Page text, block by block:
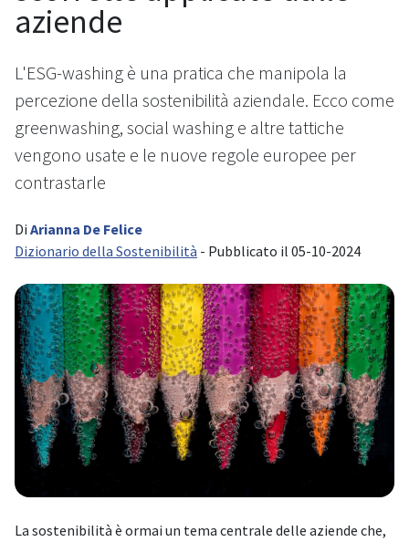
aziende
L'ESG-washing è una pratica che manipola la
percezione della sostenibilità aziendale. Ecco come
greenwashing, social washing e altre tattiche
vengono usate e le nuove regole europee per
contrastarle
Di Arianna De Felice
Dizionario della Sostenibilità - Pubblicato il 05-10-2024
La sostenibilità è ormai un tema centrale delle aziende che,